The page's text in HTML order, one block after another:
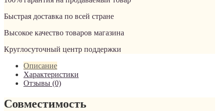
Быстрая доставка по всей стране
Высокое качество товаров магазина
Круглосуточный центр поддержки
Описание
Характеристики
Отзывы (0)
Совместимость